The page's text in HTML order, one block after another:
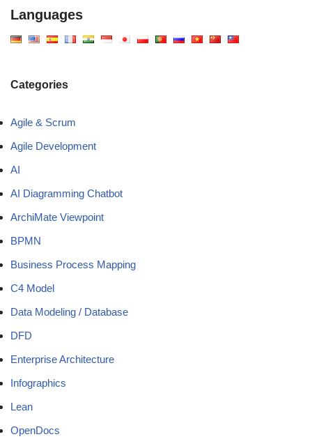
Languages
Categories
Agile & Scrum
Agile Development
AI
AI Diagramming Chatbot
ArchiMate Viewpoint
BPMN
Business Process Mapping
C4 Model
Data Modeling / Database
DFD
Enterprise Architecture
Infographics
Lean
OpenDocs